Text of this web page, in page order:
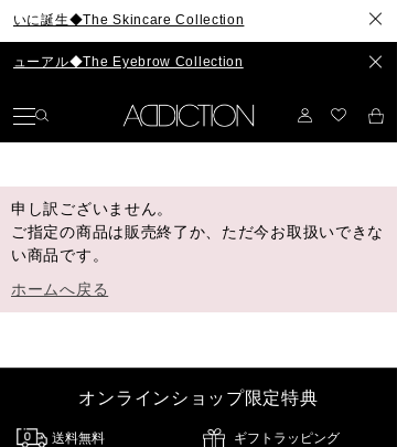
いに誕生◆The Skincare Collection
ューアル◆The Eyebrow Collection
申し訳ございません。
ご指定の商品は販売終了か、ただ今お取扱いできな
い商品です。
ホームへ戻る
オンラインショップ限定特典
送料無料 ギフトラッピング